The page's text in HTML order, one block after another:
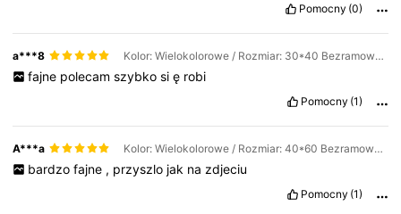
Pomocny (0)
a***8 Kolor: Wielokolorowe / Rozmiar: 30*40 Bezramowy / Wzór: A
fajne polecam szybko si ę robi
Pomocny (1)
A***a Kolor: Wielokolorowe / Rozmiar: 40*60 Bezramowe / Wzór: A
bardzo fajne , przyszlo jak na zdjeciu
Pomocny (1)